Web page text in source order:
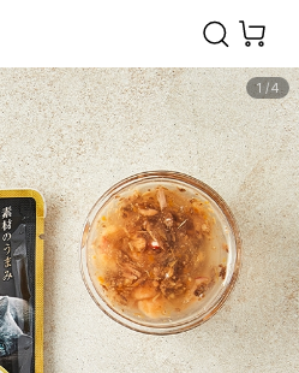
1/4